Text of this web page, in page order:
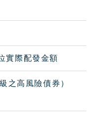
實際配發金額
之高風險債券）